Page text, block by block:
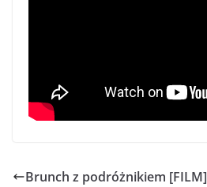
Brunch z podróżnikiem [FILM]